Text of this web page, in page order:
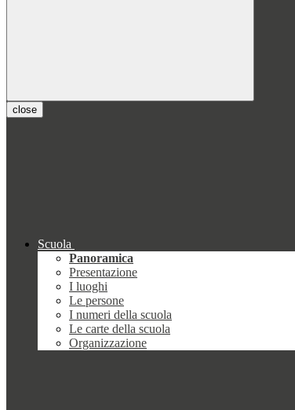
close
Scuola
Panoramica
Presentazione
I luoghi
Le persone
I numeri della scuola
Le carte della scuola
Organizzazione